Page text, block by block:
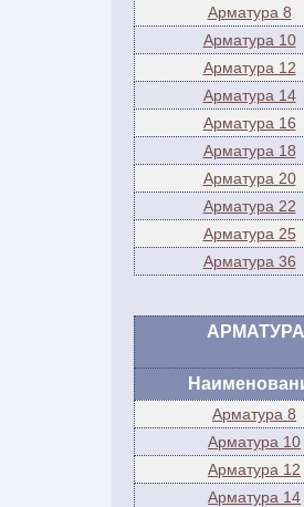
Арматура 8
Арматура 10
Арматура 12
Арматура 14
Арматура 16
Арматура 18
Арматура 20
Арматура 22
Арматура 25
Арматура 36
АРМАТУРА
Арматура 8
Арматура 10
Арматура 12
Арматура 14